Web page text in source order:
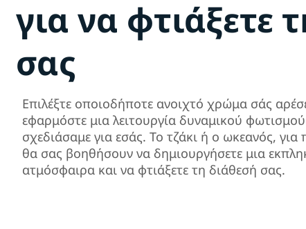
για να φτιάξετε
σας
Επιλέξτε οποιοδήποτε ανοιχτό χρώμα σάς
εφαρμόστε μια λειτουργία δυναμικού
σχεδιάσαμε για εσάς. Το τζάκι ή ο ωκεανός, για
θα σας βοηθήσουν να δημιουργήσετε μια
ατμόσφαιρα και να φτιάξετε τη διάθεσή σας.